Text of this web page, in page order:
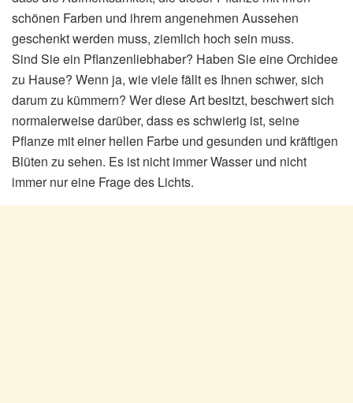
schönen Farben und ihrem angenehmen Aussehen
geschenkt werden muss, ziemlich hoch sein muss.
Sind Sie ein Pflanzenliebhaber? Haben Sie eine Orchidee
zu Hause? Wenn ja, wie viele fällt es Ihnen schwer, sich
darum zu kümmern? Wer diese Art besitzt, beschwert sich
normalerweise darüber, dass es schwierig ist, seine
Pflanze mit einer hellen Farbe und gesunden und kräftigen
Blüten zu sehen. Es ist nicht immer Wasser und nicht
immer nur eine Frage des Lichts.